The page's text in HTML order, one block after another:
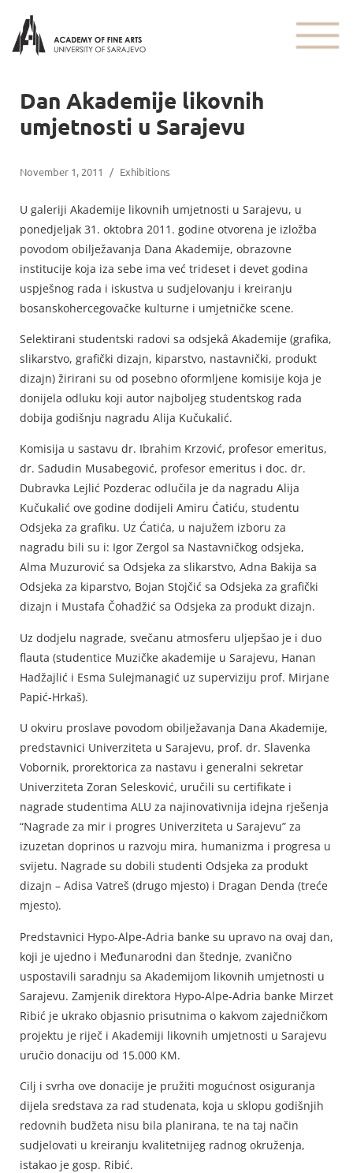
Dan Akademije likovnih
umjetnosti u Sarajevu
November 1, 2011 / Exhibitions
U galeriji Akademije likovnih umjetnosti u Sarajevu, u
ponedjeljak 31. oktobra 2011. godine otvorena je izložba
povodom obilježavanja Dana Akademije, obrazovne
institucije koja iza sebe ima već trideset i devet godina
uspješnog rada i iskustva u sudjelovanju i kreiranju
bosanskohercegovačke kulturne i umjetničke scene.
Selektirani studentski radovi sa odsjekâ Akademije (grafika,
slikarstvo, grafički dizajn, kiparstvo, nastavnički, produkt
dizajn) žirirani su od posebno oformljene komisije koja je
donijela odluku koji autor najboljeg studentskog rada
dobija godišnju nagradu Alija Kučukalić.
Komisija u sastavu dr. Ibrahim Krzović, profesor emeritus,
dr. Sadudin Musabegović, profesor emeritus i doc. dr.
Dubravka Lejlić Pozderac odlučila je da nagradu Alija
Kučukalić ove godine dodijeli Amiru Ćatiću, studentu
Odsjeka za grafiku. Uz Ćatića, u najužem izboru za
nagradu bili su i: Igor Zergol sa Nastavničkog odsjeka,
Alma Muzurović sa Odsjeka za slikarstvo, Adna Bakija sa
Odsjeka za kiparstvo, Bojan Stojčić sa Odsjeka za grafički
dizajn i Mustafa Čohadžić sa Odsjeka za produkt dizajn.
Uz dodjelu nagrade, svečanu atmosferu uljepšao je i duo
flauta (studentice Muzičke akademije u Sarajevu, Hanan
Hadžajlić i Esma Sulejmanagić uz superviziju prof. Mirjane
Papić-Hrkaš).
U okviru proslave povodom obilježavanja Dana Akademije,
predstavnici Univerziteta u Sarajevu, prof. dr. Slavenka
Vobornik, prorektorica za nastavu i generalni sekretar
Univerziteta Zoran Selesković, uručili su certifikate i
nagrade studentima ALU za najinovativnija idejna rješenja
“Nagrade za mir i progres Univerziteta u Sarajevu” za
izuzetan doprinos u razvoju mira, humanizma i progresa u
svijetu. Nagrade su dobili studenti Odsjeka za produkt
dizajn – Adisa Vatreš (drugo mjesto) i Dragan Denda (treće
mjesto).
Predstavnici Hypo-Alpe-Adria banke su upravo na ovaj dan,
koji je ujedno i Međunarodni dan štednje, zvanično
uspostavili saradnju sa Akademijom likovnih umjetnosti u
Sarajevu. Zamjenik direktora Hypo-Alpe-Adria banke Mirzet
Ribić je ukrako objasnio prisutnima o kakvom zajedničkom
projektu je riječ i Akademiji likovnih umjetnosti u Sarajevu
uručio donaciju od 15.000 KM.
Cilj i svrha ove donacije je pružiti mogućnost osiguranja
dijela sredstava za rad studenata, koja u sklopu godišnjih
redovnih budžeta nisu bila planirana, te na taj način
sudjelovati u kreiranju kvalitetnijeg radnog okruženja,
istakao je gosp. Ribić.